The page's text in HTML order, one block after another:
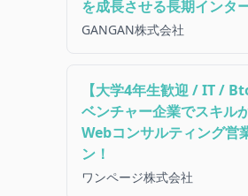
を成長させる長期インタ
GANGAN株式会社
【大学4年生歓迎 / IT /
ベンチャー企業でスキル
Webコンサルティング営
ン！
ワンページ株式会社